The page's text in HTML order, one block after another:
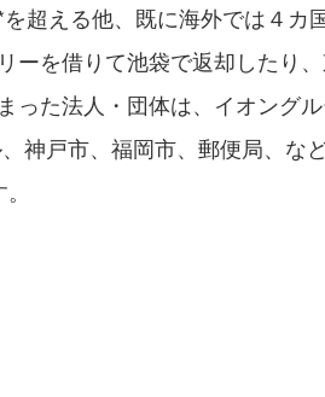
超える他、既に海外では４カ
ーを借りて池袋で返却したり
った法人・団体は、イオング
神戸市、福岡市、郵便局、な